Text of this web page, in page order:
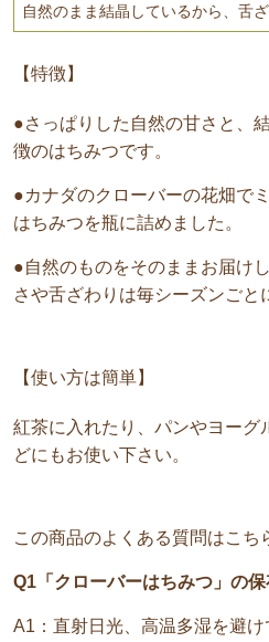
自然のまま結晶しているから、舌
【特徴】
●さっぱりした自然の甘さと、
徴のはちみつです。
●カナダのクローバーの花畑で
はちみつを瓶に詰めました。
●自然のものをそのままお届け
さや舌ざわりは毎シーズンごと
【使い方は簡単】
紅茶に入れたり、パンやヨーグ
どにもお使い下さい。
この商品のよくある質問はこち
Q1「クローバーはちみつ」の保
A1：直射日光、高温多湿を避